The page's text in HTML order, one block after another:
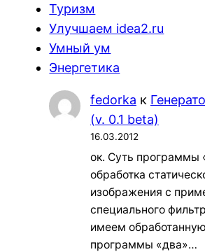
Туризм
Улучшаем idea2.ru
Умный ум
Энергетика
fedorka к
(v. 0.1 beta)
16.03.2012
ок. Суть программы
обработка
изображения с
специального
имеем
программы «два»…